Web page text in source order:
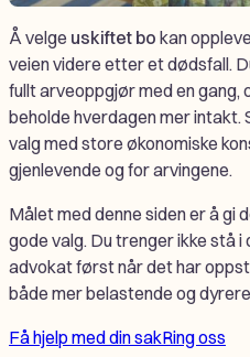
Å velge uskiftet bo kan
veien videre etter et dødsfall.
fullt arveoppgjør med en gang,
beholde hverdagen mer intakt.
valg med store økonomiske
gjenlevende og for arvingene.
Målet med denne siden er å gi
gode valg. Du trenger ikke stå
advokat først når det har
både mer belastende og
Få hjelp med din sakRing oss